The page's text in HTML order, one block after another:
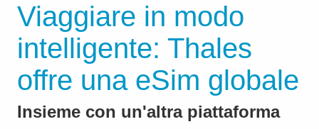
Viaggiare in modo
intelligente: Thales
offre una eSim globale
Insieme con un'altra piattaforma